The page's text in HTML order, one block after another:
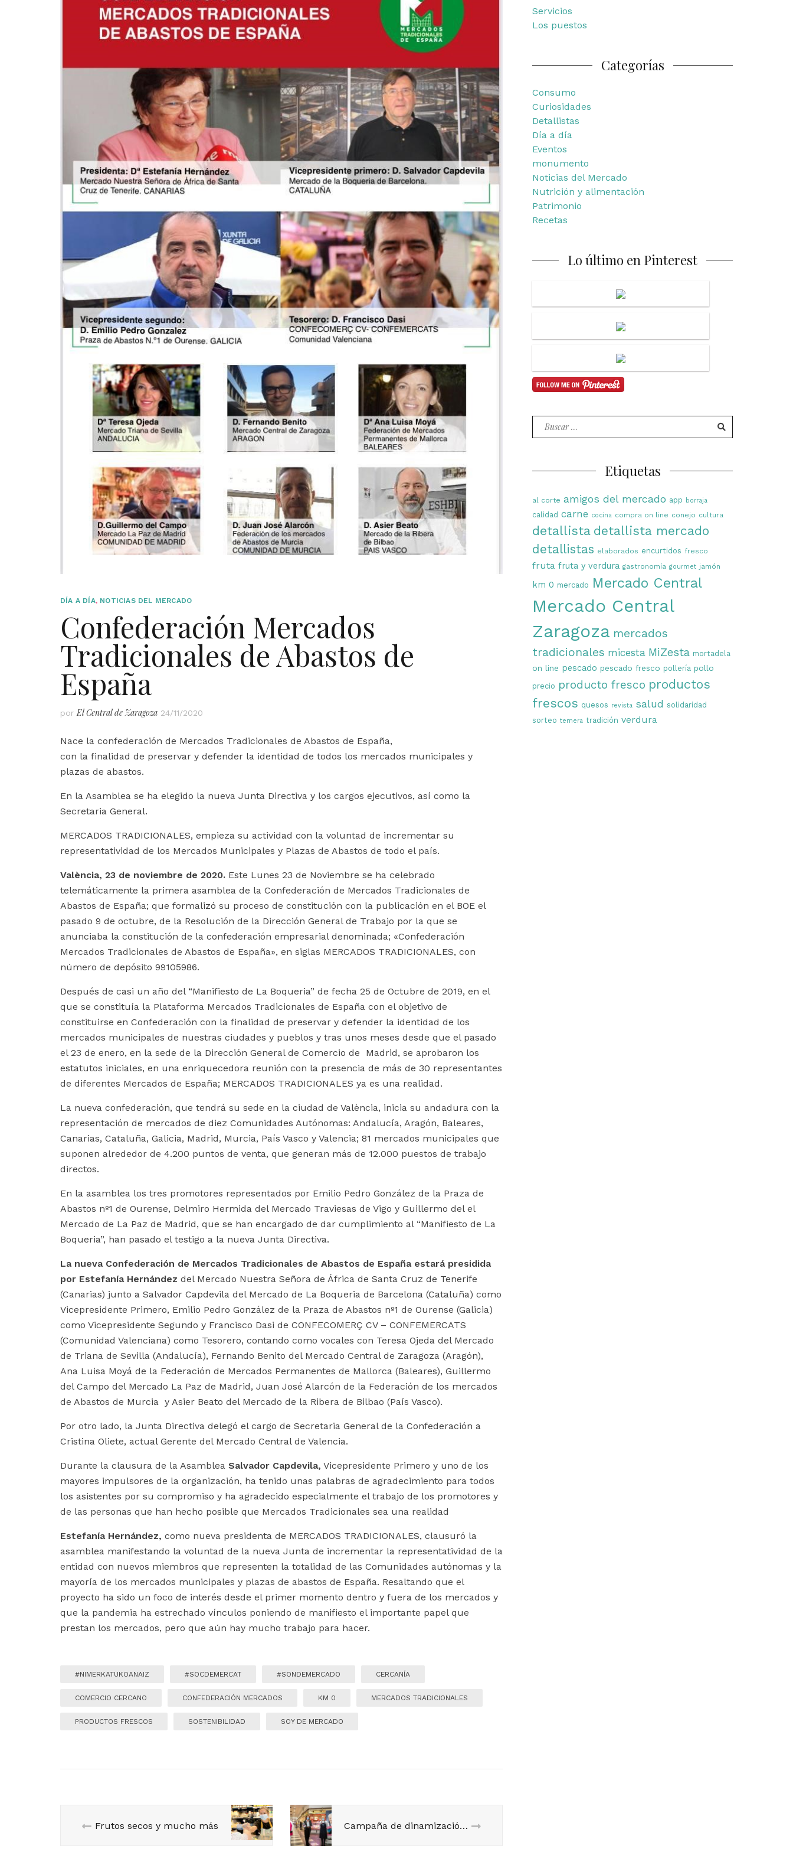
DÍA A DÍA, NOTICIAS DEL MERCADO
Confederación Mercados
Tradicionales de Abastos de
España
porEl Central de Zaragoza 24/11/2020
Nace la confederación de Mercados Tradicionales de Abastos de España,
con la finalidad de preservar y defender la identidad de todos los mercados municipales y
plazas de abastos.
En la Asamblea se ha elegido la nueva Junta Directiva y los cargos ejecutivos, así como la
Secretaria General.
MERCADOS TRADICIONALES, empieza su actividad con la voluntad de incrementar su
representatividad de los Mercados Municipales y Plazas de Abastos de todo el país.
València, 23 de noviembre de 2020. Este Lunes 23 de Noviembre se ha celebrado
telemáticamente la primera asamblea de la Confederación de Mercados Tradicionales de
Abastos de España; que formalizó su proceso de constitución con la publicación en el BOE el
pasado 9 de octubre, de la Resolución de la Dirección General de Trabajo por la que se
anunciaba la constitución de la confederación empresarial denominada; «Confederación
Mercados Tradicionales de Abastos de España», en siglas MERCADOS TRADICIONALES, con
número de depósito 99105986.
Después de casi un año del “Manifiesto de La Boqueria” de fecha 25 de Octubre de 2019, en el
que se constituía la Plataforma Mercados Tradicionales de España con el objetivo de
constituirse en Confederación con la finalidad de preservar y defender la identidad de los
mercados municipales de nuestras ciudades y pueblos y tras unos meses desde que el pasado
el 23 de enero, en la sede de la Dirección General de Comercio de Madrid, se aprobaron los
estatutos iniciales, en una enriquecedora reunión con la presencia de más de 30 representantes
de diferentes Mercados de España; MERCADOS TRADICIONALES ya es una realidad.
La nueva confederación, que tendrá su sede en la ciudad de València, inicia su andadura con la
representación de mercados de diez Comunidades Autónomas: Andalucía, Aragón, Baleares,
Canarias, Cataluña, Galicia, Madrid, Murcia, País Vasco y Valencia; 81 mercados municipales que
suponen alrededor de 4.200 puntos de venta, que generan más de 12.000 puestos de trabajo
directos.
En la asamblea los tres promotores representados por Emilio Pedro González de la Praza de
Abastos nº1 de Ourense, Delmiro Hermida del Mercado Traviesas de Vigo y Guillermo del el
Mercado de La Paz de Madrid, que se han encargado de dar cumplimiento al “Manifiesto de La
Boqueria”, han pasado el testigo a la nueva Junta Directiva.
La nueva Confederación de Mercados Tradicionales de Abastos de España estará presidida
por Estefanía Hernández del Mercado Nuestra Señora de África de Santa Cruz de Tenerife
(Canarias) junto a Salvador Capdevila del Mercado de La Boqueria de Barcelona (Cataluña) como
Vicepresidente Primero, Emilio Pedro González de la Praza de Abastos nº1 de Ourense (Galicia)
como Vicepresidente Segundo y Francisco Dasi de CONFECOMERÇ CV – CONFEMERCATS
(Comunidad Valenciana) como Tesorero, contando como vocales con Teresa Ojeda del Mercado
de Triana de Sevilla (Andalucía), Fernando Benito del Mercado Central de Zaragoza (Aragón),
Ana Luisa Moyá de la Federación de Mercados Permanentes de Mallorca (Baleares), Guillermo
del Campo del Mercado La Paz de Madrid, Juan José Alarcón de la Federación de los mercados
de Abastos de Murcia y Asier Beato del Mercado de la Ribera de Bilbao (País Vasco).
Por otro lado, la Junta Directiva delegó el cargo de Secretaria General de la Confederación a
Cristina Oliete, actual Gerente del Mercado Central de Valencia.
Durante la clausura de la Asamblea Salvador Capdevila, Vicepresidente Primero y uno de los
mayores impulsores de la organización, ha tenido unas palabras de agradecimiento para todos
los asistentes por su compromiso y ha agradecido especialmente el trabajo de los promotores y
de las personas que han hecho posible que Mercados Tradicionales sea una realidad
Estefanía Hernández, como nueva presidenta de MERCADOS TRADICIONALES, clausuró la
asamblea manifestando la voluntad de la nueva Junta de incrementar la representatividad de la
entidad con nuevos miembros que representen la totalidad de las Comunidades autónomas y la
mayoría de los mercados municipales y plazas de abastos de España. Resaltando que el
proyecto ha sido un foco de interés desde el primer momento dentro y fuera de los mercados y
que la pandemia ha estrechado vínculos poniendo de manifiesto el importante papel que
prestan los mercados, pero que aún hay mucho trabajo para hacer.
#NIMERKATUKOANAIZ #SOCDEMERCAT #SONDEMERCADO CERCANÍA
COMERCIO CERCANO CONFEDERACIÓN MERCADOS KM 0 MERCADOS TRADICIONALES
PRODUCTOS FRESCOS SOSTENIBILIDAD SOY DE MERCADO
Frutos secos y mucho más Campaña de dinamización de mercados 2020
Servicios
Los puestos
Categorías
Consumo
Curiosidades
Detallistas
Día a día
Eventos
monumento
Noticias del Mercado
Nutrición y alimentación
Patrimonio
Recetas
Lo último en Pinterest
Buscar
por:
Etiquetas
al corte amigos del mercado app borraja
calidad carne cocina compra on line conejo cultura
detallista detallista mercado
detallistas elaborados encurtidos fresco
fruta fruta y verdura gastronomía gourmet jamón
km 0 mercado Mercado Central
Mercado Central
Zaragoza mercados
tradicionales micesta MiZesta mortadela
on line pescado pescado fresco pollería pollo
precio producto fresco productos
frescos quesos revista salud solidaridad
sorteo ternera tradición verdura